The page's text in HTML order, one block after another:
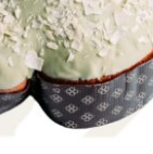
AL CARRELLO